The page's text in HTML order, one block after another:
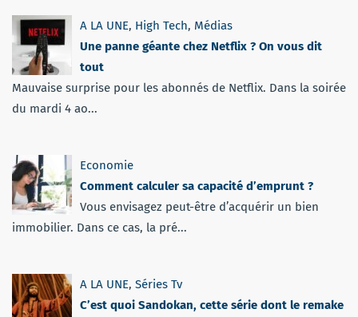
A LA UNE, High Tech, Médias
Une panne géante chez Netflix ? On vous dit
tout
Mauvaise surprise pour les abonnés de Netflix. Dans la soirée
du mardi 4 ao...
Economie
Comment calculer sa capacité d’emprunt ?
Vous envisagez peut-être d’acquérir un bien
immobilier. Dans ce cas, la pré...
A LA UNE, Séries Tv
C’est quoi Sandokan, cette série dont le remake